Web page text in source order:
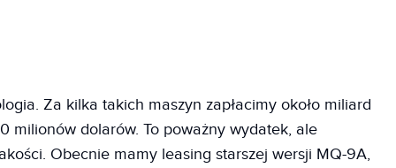
Za kilka takich maszyn zapłacimy około miliard
milionów dolarów. To poważny wydatek, ale
Obecnie mamy leasing starszej wersji MQ-9A,